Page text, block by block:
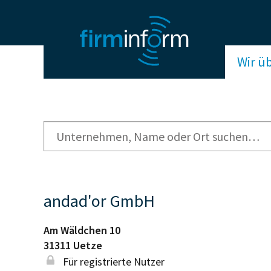
Wir
andad'or GmbH
Am Wäldchen 10
31311 Uetze
Für registrierte Nutzer